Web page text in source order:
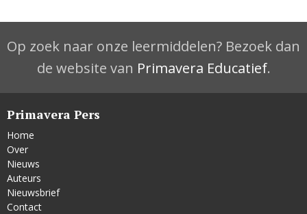
Op zoek naar onze leermiddelen? Bezoek dan
de website van Primavera Educatief.
Primavera Pers
Home
Over
Nieuws
Auteurs
Nieuwsbrief
Contact